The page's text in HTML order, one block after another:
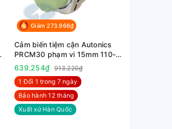
Giảm 273.966₫
Cảm biến tiệm cận Autonics
PRCM30 phạm vi 15mm 110-
220VAC
639.254₫
913.220₫
1 Đổi 1 trong 7 ngày
Bảo hành 12 tháng
Xuất xứ Hàn Quốc